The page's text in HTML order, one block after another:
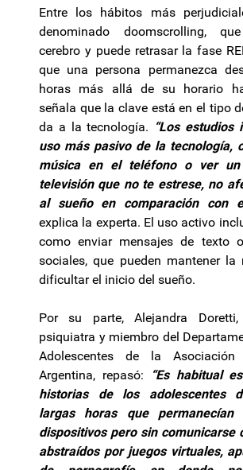
Entre los hábitos más
denominado doomscrolling,
cerebro y puede retrasar la fase
que una persona permanezca
horas más allá de su horario
señala que la clave está en el tipo
da a la tecnología. “Los estudios
uso más pasivo de la tecnología,
música en el teléfono o ver un
televisión que no te estrese, no
al sueño en comparación con
explica la experta. El uso activo
como enviar mensajes de texto
sociales, que pueden mantener la
dificultar el inicio del sueño.
Por su parte, Alejandra Doretti,
psiquiatra y miembro del
Adolescentes de la Asociación
Argentina, repasó:
“Es habitual
historias de los adolescentes
largas horas que permanecían
dispositivos pero sin comunicarse
abstraídos por juegos virtuales,